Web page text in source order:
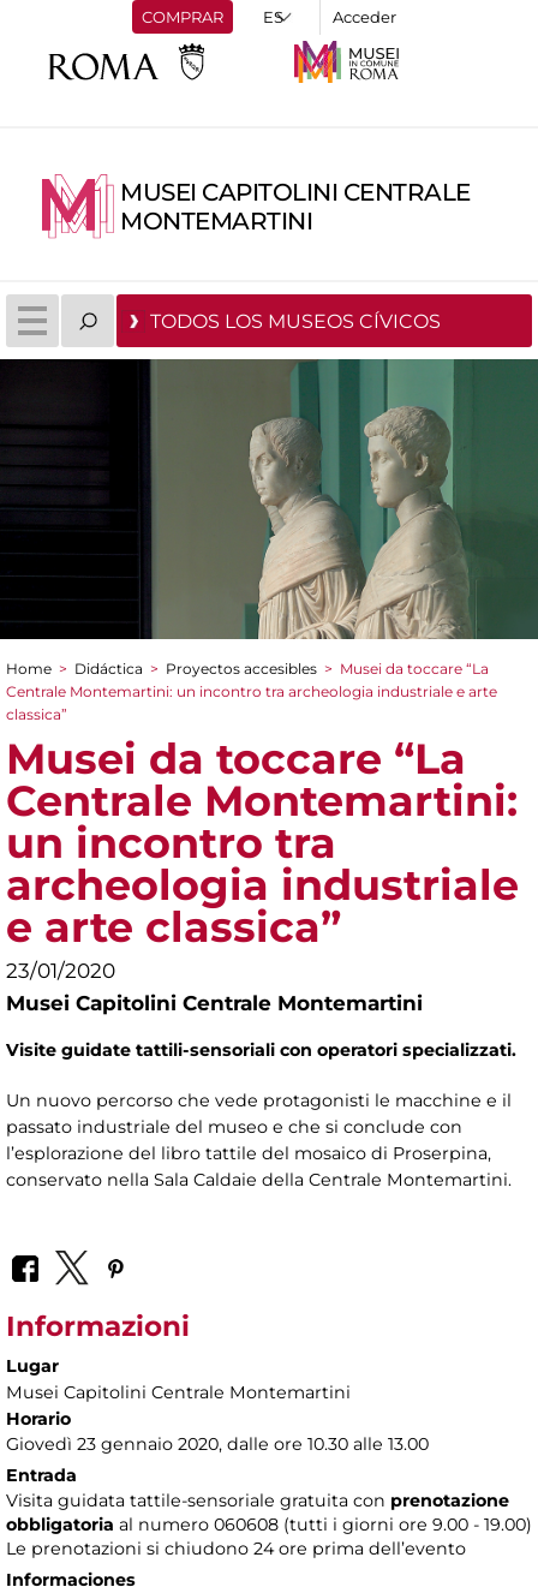
COMPRAR Acceder
MUSEI CAPITOLINI CENTRALE
MONTEMARTINI
TODOS LOS MUSEOS CÍVICOS
You are here
Home > Didáctica > Proyectos accesibles > Musei da toccare “La
Centrale Montemartini: un incontro tra archeologia industriale e arte
classica”
Musei da toccare “La
Centrale Montemartini:
un incontro tra
archeologia industriale
e arte classica”
23/01/2020
Musei Capitolini Centrale Montemartini
Visite guidate tattili-sensoriali con operatori specializzati.
Un nuovo percorso che vede protagonisti le macchine e il
passato industriale del museo e che si conclude con
l’esplorazione del libro tattile del mosaico di Proserpina,
conservato nella Sala Caldaie della Centrale Montemartini.
Informazioni
Lugar
Musei Capitolini Centrale Montemartini
Horario
Giovedì 23 gennaio 2020, dalle ore 10.30 alle 13.00
Entrada
Visita guidata tattile-sensoriale gratuita con prenotazione
obbligatoria al numero 060608 (tutti i giorni ore 9.00 - 19.00)
Le prenotazioni si chiudono 24 ore prima dell’evento
Informaciones